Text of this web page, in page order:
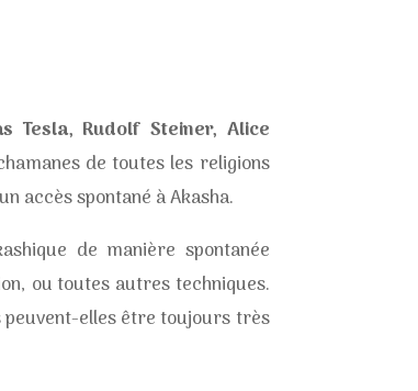
Tesla, Rudolf Steiner, Alice
de toutes les religions
accès spontané à Akasha.
de manière spontanée
ou toutes autres techniques.
elles être toujours très